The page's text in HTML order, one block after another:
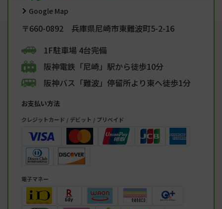
Google Map
〒660-0892 兵庫県尼崎市東難波町5-2-16
1F駐車場 4台完備
阪神電鉄「尼崎」駅から徒歩10分
阪神バス「難波」停留所より東へ徒歩1分
お支払い方法
クレジットカード / デビット / プリペイド
電子マネー